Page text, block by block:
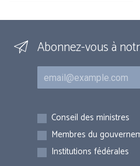
Abonnez-vous à
Courriel
Inscriptions
Conseil des ministres
Membres du
Institutions fédérales